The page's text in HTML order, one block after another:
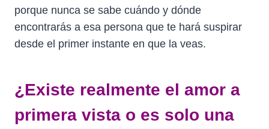
porque nunca se sabe cuándo y dónde
encontrarás a esa persona que te hará suspirar
desde el primer instante en que la veas.
¿Existe realmente el amor a
primera vista o es solo una